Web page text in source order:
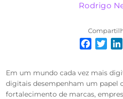
Rodrigo
Em um mundo cada vez mais
digitais desempenham um papel
fortalecimento de marcas,